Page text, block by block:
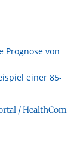
Prognose von
einer 85-
/ HealthCom